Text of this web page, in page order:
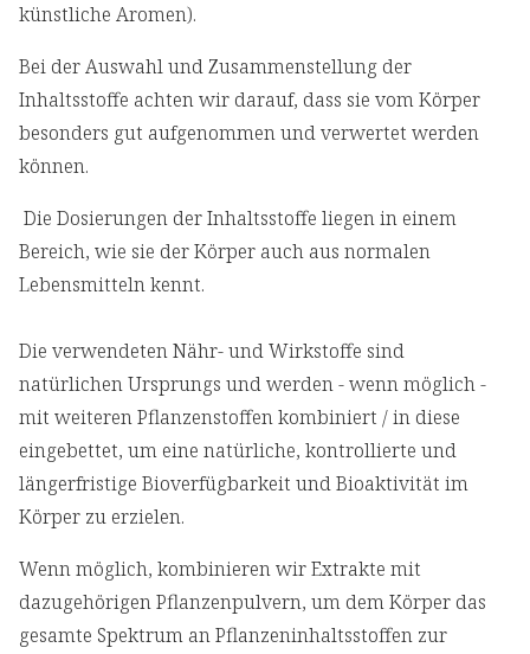
künstliche Aromen).
Bei der Auswahl und Zusammenstellung der
Inhaltsstoffe achten wir darauf, dass sie vom Körper
besonders gut aufgenommen und verwertet werden
können.
Die Dosierungen der Inhaltsstoffe liegen in einem
Bereich, wie sie der Körper auch aus normalen
Lebensmitteln kennt.
Die verwendeten Nähr- und Wirkstoffe sind
natürlichen Ursprungs und werden - wenn möglich -
mit weiteren Pflanzenstoffen kombiniert / in diese
eingebettet, um eine natürliche, kontrollierte und
längerfristige Bioverfügbarkeit und Bioaktivität im
Körper zu erzielen.
Wenn möglich, kombinieren wir Extrakte mit
dazugehörigen Pflanzenpulvern, um dem Körper das
gesamte Spektrum an Pflanzeninhaltsstoffen zur